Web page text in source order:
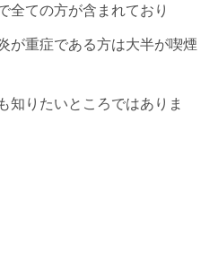
全ての方が含まれており
が重症である方は大半が喫煙
知りたいところではありま